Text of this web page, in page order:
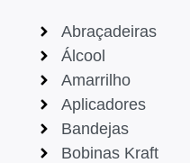
Abraçadeiras
Álcool
Amarrilho
Aplicadores
Bandejas
Bobinas Kraft